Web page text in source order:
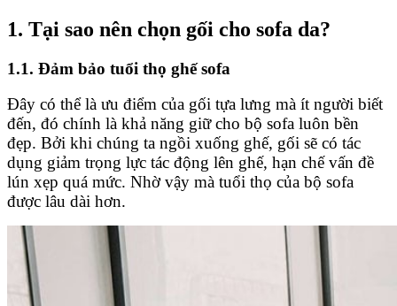
1. Tại sao nên chọn gối cho sofa da?
1.1. Đảm bảo tuổi thọ ghế sofa
Đây có thể là ưu điểm của gối tựa lưng mà ít người biết
đến, đó chính là khả năng giữ cho bộ sofa luôn bền
đẹp. Bởi khi chúng ta ngồi xuống ghế, gối sẽ có tác
dụng giảm trọng lực tác động lên ghế, hạn chế vấn đề
lún xẹp quá mức. Nhờ vậy mà tuổi thọ của bộ sofa
được lâu dài hơn.